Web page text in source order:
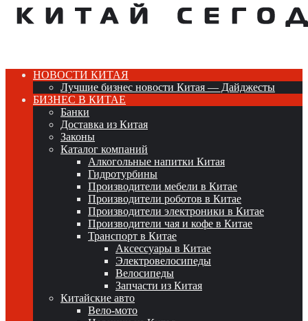
НОВОСТИ КИТАЯ
Лучшие бизнес новости Китая — Дайджесты
БИЗНЕС В КИТАЕ
Банки
Доставка из Китая
Законы
Каталог компаний
Алкогольные напитки Китая
Гидротурбины
Производители мебели в Китае
Производители роботов в Китае
Производители электроники в Китае
Производители чая и кофе в Китае
Транспорт в Китае
Аксессуары в Китае
Электровелосипеды
Велосипеды
Запчасти из Китая
Китайские авто
Вело-мото